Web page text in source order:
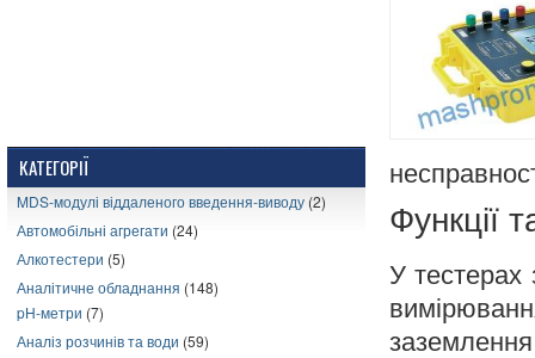
КАТЕГОРІЇ
MDS-модулі віддаленого введення-виводу (2)
Автомобільні агрегати (24)
Алкотестери (5)
Аналітичне обладнання (148)
pH-метри (7)
Аналіз розчинів та води (59)
Функції
У тестерах